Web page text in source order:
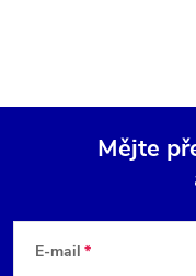
Mějte
E-mail